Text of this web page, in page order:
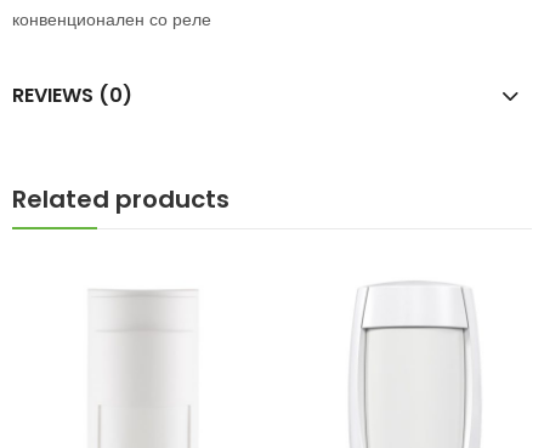
конвенционален со реле
REVIEWS (0)
Related products